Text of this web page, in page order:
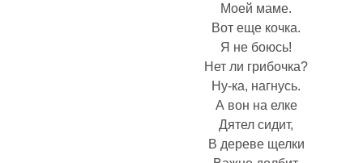
Моей маме.
Вот еще кочка.
Я не боюсь!
Нет ли грибочка?
Ну-ка, нагнусь.
А вон на елке
Дятел сидит,
В дереве щелки